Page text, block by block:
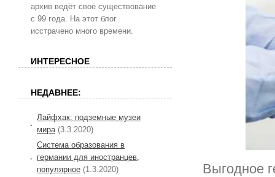
Выгодное
архив ведёт своё существование
с 99 года. На этот блог
исстрачено много времени.
ИНТЕРЕСНОЕ
НЕДАВНЕЕ:
Лайфхак: подземные музеи
мира (3.3.2020)
Система образования в
германии для иностранцев,
популярное (1.3.2020)